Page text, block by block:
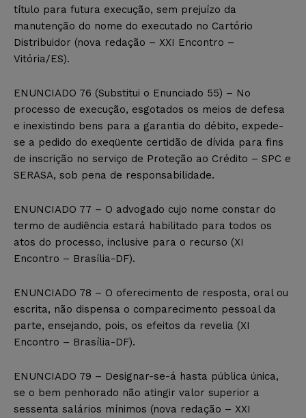
título para futura execução, sem prejuízo da
manutenção do nome do executado no Cartório
Distribuidor (nova redação – XXI Encontro –
Vitória/ES).
ENUNCIADO 76 (Substitui o Enunciado 55) – No
processo de execução, esgotados os meios de defesa
e inexistindo bens para a garantia do débito, expede-
se a pedido do exeqüente certidão de dívida para fins
de inscrição no serviço de Proteção ao Crédito – SPC e
SERASA, sob pena de responsabilidade.
ENUNCIADO 77 – O advogado cujo nome constar do
termo de audiência estará habilitado para todos os
atos do processo, inclusive para o recurso (XI
Encontro – Brasília-DF).
ENUNCIADO 78 – O oferecimento de resposta, oral ou
escrita, não dispensa o comparecimento pessoal da
parte, ensejando, pois, os efeitos da revelia (XI
Encontro – Brasília-DF).
ENUNCIADO 79 – Designar-se-á hasta pública única,
se o bem penhorado não atingir valor superior a
sessenta salários mínimos (nova redação – XXI